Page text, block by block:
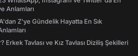
Anlamları
Z'ye Gündelik Hayatta En Sık
Erkek Tavlası ve Kız Tavlası Diziliş Şekilleri